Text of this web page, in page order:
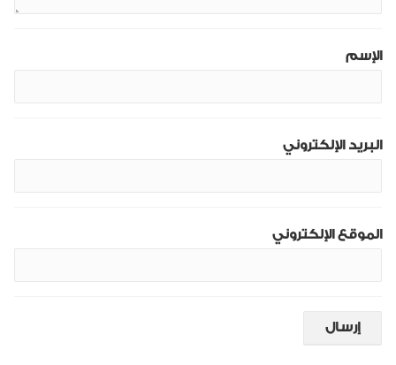
الإسم
البريد الإلكتروني
الموقع الإلكتروني